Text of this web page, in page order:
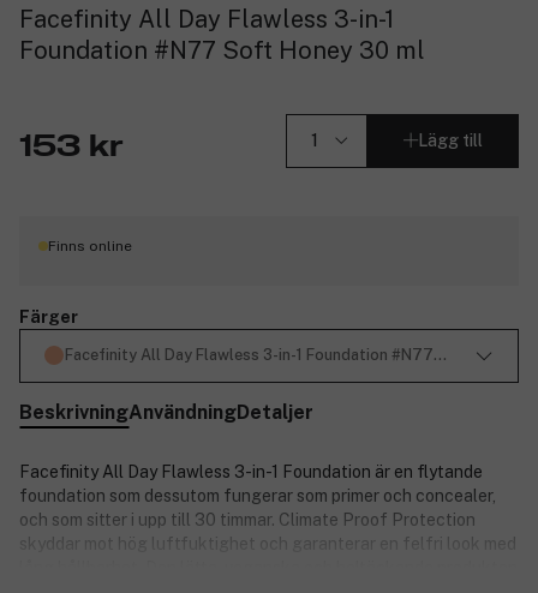
Facefinity All Day Flawless 3-in-1
Foundation #N77 Soft Honey 30 ml
153 kr Lägg till
Finns online
Färger
Facefinity All Day Flawless 3-in-1 Foundation #N77 Soft Honey
BeskrivningAnvändningDetaljer
Facefinity All Day Flawless 3-in-1 Foundation är en flytande
foundation som dessutom fungerar som primer och concealer,
och som sitter i upp till 30 timmar. Climate Proof Protection
skyddar mot hög luftfuktighet och garanterar en felfri look med